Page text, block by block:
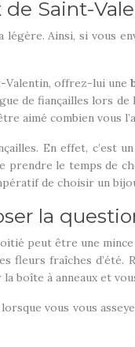
Saint-
Ainsi, si vous
Valentin, offrez-lui une
de fiançailles lors
aimé combien vous
En effet, c’est
le temps de
de choisir un
la
peut être une
fleurs fraîches
boîte à anneaux et
vous vous